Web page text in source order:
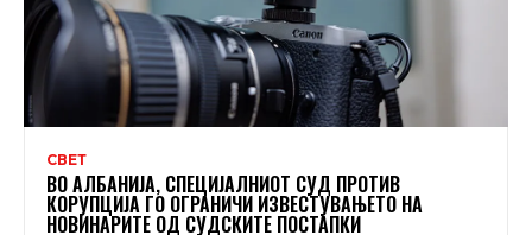
СВЕТ
ВО АЛБАНИЈА, СПЕЦИЈАЛНИОТ СУД ПРОТИВ
КОРУПЦИЈА ГО ОГРАНИЧИ ИЗВЕСТУВАЊЕТО НА
НОВИНАРИТЕ ОД СУДСКИТЕ ПОСТАПКИ